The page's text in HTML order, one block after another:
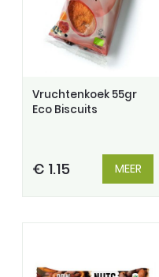
Vruchtenkoek 55gr
Eco Biscuits
€ 1.15 MEER